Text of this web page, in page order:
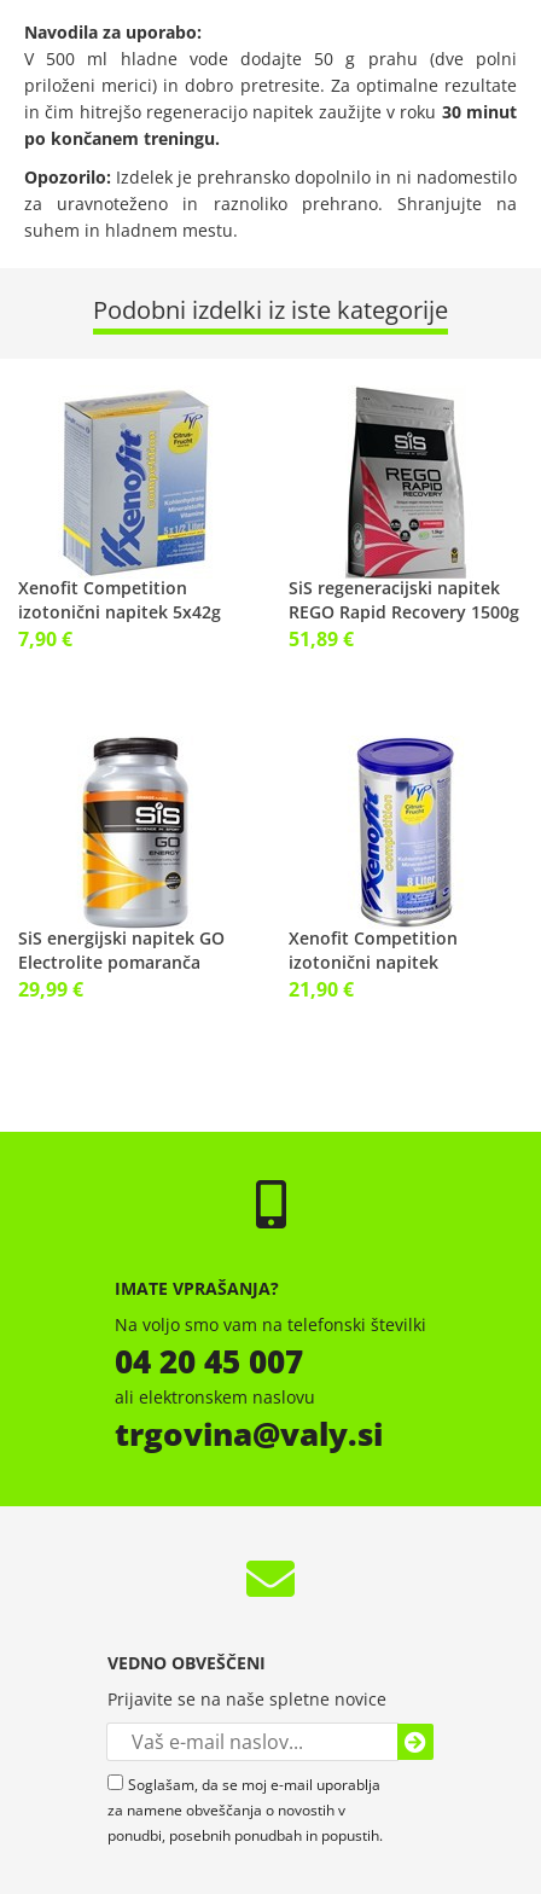
Navodila za uporabo:
V 500 ml hladne vode dodajte 50 g prahu (dve polni
priloženi merici) in dobro pretresite. Za optimalne rezultate
in čim hitrejšo regeneracijo napitek zaužijte v roku 30 minut
po končanem treningu.
Opozorilo: Izdelek je prehransko dopolnilo in ni nadomestilo
za uravnoteženo in raznoliko prehrano. Shranjujte na
suhem in hladnem mestu.
Podobni izdelki iz iste kategorije
Xenofit Competition
izotonični napitek 5x42g
(5x0,5l) citrus
7,90 €
SiS regeneracijski napitek
REGO Rapid Recovery 1500g
jagoda
51,89 €
SiS energijski napitek GO
Electrolite pomaranča
1600g
29,99 €
Xenofit Competition
izotonični napitek
672g(16x500ml) citrus
21,90 €
IMATE VPRAŠANJA?
Na voljo smo vam na telefonski številki
04 20 45 007
ali elektronskem naslovu
trgovina valy.si
VEDNO OBVEŠČENI
Prijavite se na naše spletne novice
Soglašam, da se moj e-mail uporablja
za namene obveščanja o novostih v
ponudbi, posebnih ponudbah in popustih.